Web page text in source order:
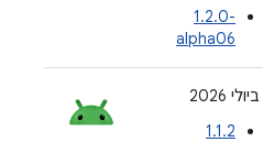
‎1.2.0-
alpha06
1.1.2